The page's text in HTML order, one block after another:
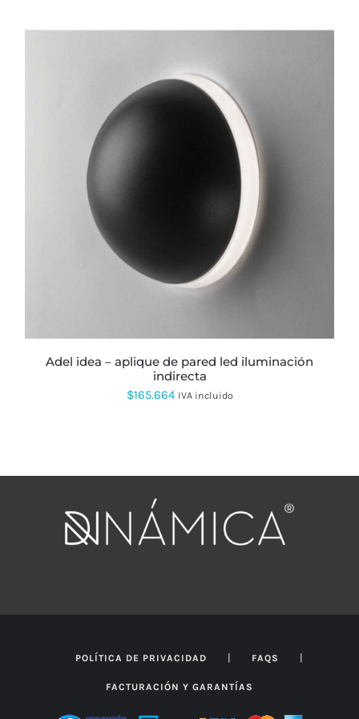
MÚLTIPLES
VARIANTES.
OPCIONES
SE
PÁGINA
DE
adel idea – aplique de pared led iluminación
indirecta
$165.664 IVA incluido
POLÍTICA DE PRIVACIDAD | FAQS |
FACTURACIÓN Y GARANTÍAS